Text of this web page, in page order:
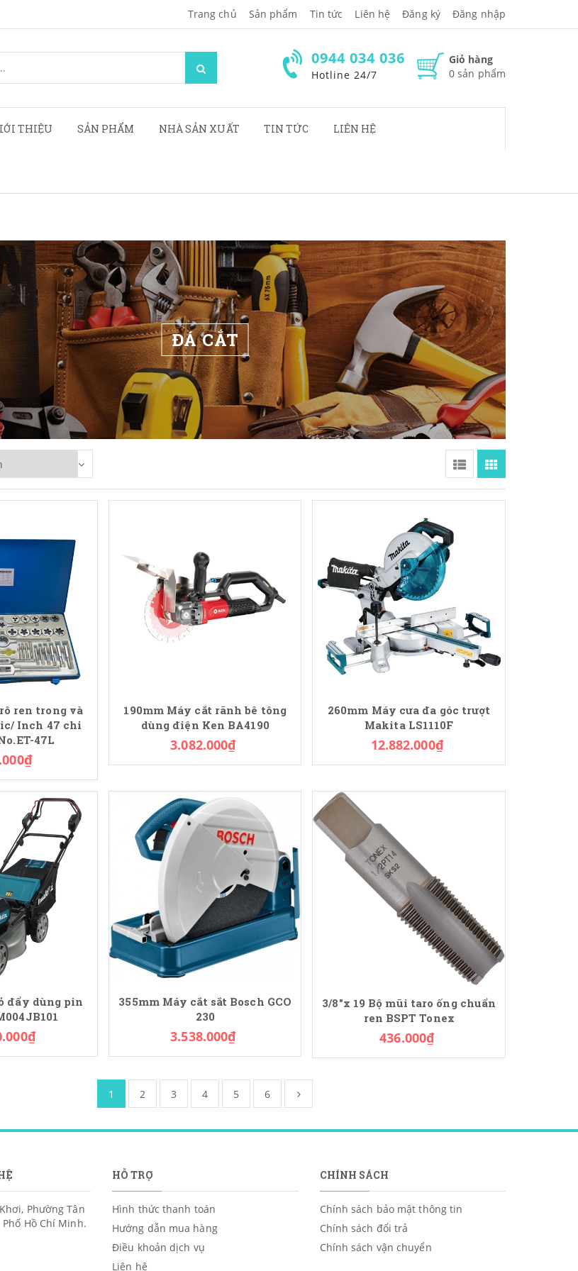
Trang chủ Sản phẩm Tin tức Liên hệ Đăng ký Đăng nhập
Giỏ hàng
0 sản phẩm
0944 034 036
Hotline 24/7
THIỆU SẢN PHẨM NHÀ SẢN XUẤT TIN TỨC LIÊN HỆ
ĐÁ CẮT
ren trong và
Inch 47 chi
47L
190mm Máy cắt rãnh bê tông
dùng điện Ken BA4190
3.082.000₫
260mm Máy cưa đa góc trượt
Makita LS1110F
12.882.000₫
đẩy dùng pin
355mm Máy cắt sắt Bosch GCO
230
3.538.000₫
3/8"x 19 Bộ mũi taro ống chuẩn
ren BSPT Tonex
436.000₫
1 2 3 4 5 6
Phường Tân
Hồ Chí Minh.
HỖ TRỢ
Hình thức thanh toán
Hướng dẫn mua hàng
Điều khoản dịch vụ
Liên hệ
CHÍNH SÁCH
Chính sách bảo mật thông tin
Chính sách đổi trả
Chính sách vận chuyển